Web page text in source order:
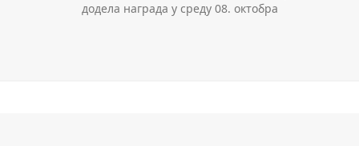
додела награда у среду 08. октобра